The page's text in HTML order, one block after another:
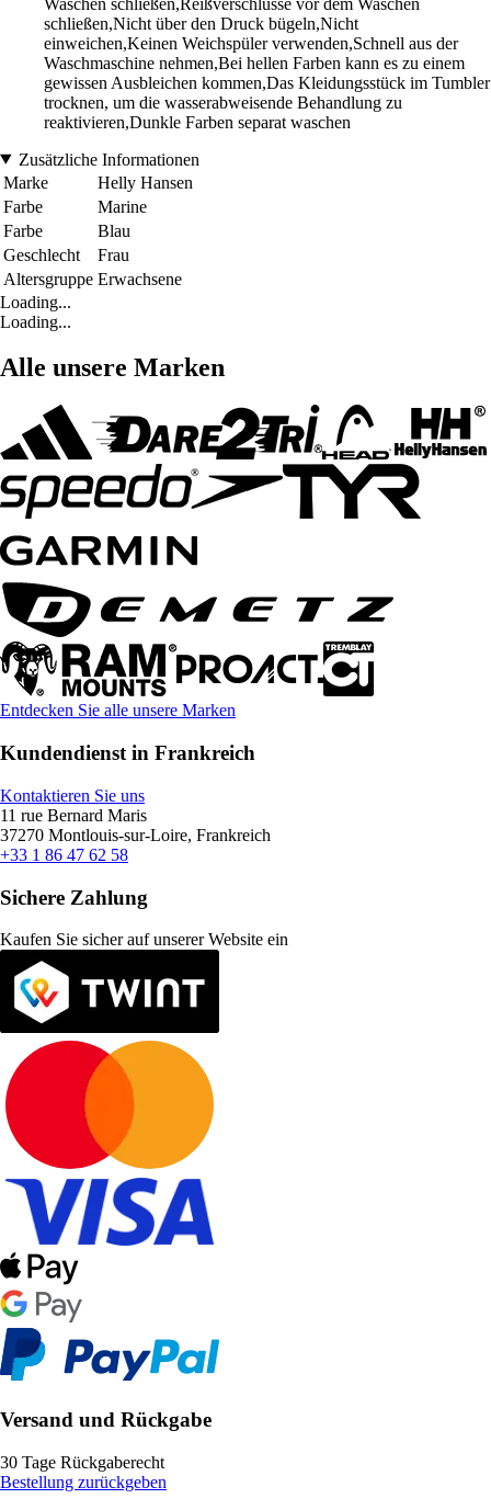
schließen,Nicht über den Druck bügeln,Nicht
einweichen,Keinen Weichspüler verwenden,Schnell aus der
Waschmaschine nehmen,Bei hellen Farben kann es zu einem
gewissen Ausbleichen kommen,Das Kleidungsstück im Tumbler
trocknen, um die wasserabweisende Behandlung zu
reaktivieren,Dunkle Farben separat waschen
Zusätzliche Informationen
Marke
Helly Hansen
Farbe
Marine
Farbe
Blau
Geschlecht
Frau
Altersgruppe Erwachsene
Loading...
Loading...
Alle unsere Marken
Entdecken Sie alle unsere Marken
Kundendienst in Frankreich
Kontaktieren Sie uns
11 rue Bernard Maris
37270 Montlouis-sur-Loire, Frankreich
+33 1 86 47 62 58
Sichere Zahlung
Kaufen Sie sicher auf unserer Website ein
Versand und Rückgabe
30 Tage Rückgaberecht
Bestellung zurückgeben